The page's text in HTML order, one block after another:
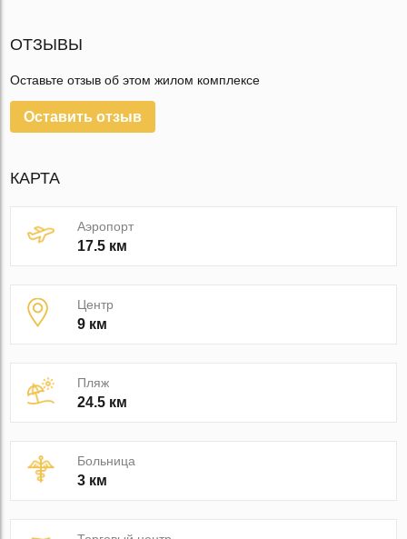
ОТЗЫВЫ
Оставьте отзыв об этом жилом комплексе
Оставить отзыв
КАРТА
Аэропорт
17.5 км
Центр
9 км
Пляж
24.5 км
Больница
3 км